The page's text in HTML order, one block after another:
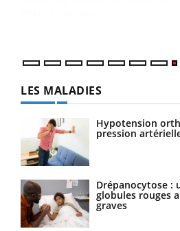
LES MALADIES
Hypotension
pression
Drépanocytose :
globules rouges
graves